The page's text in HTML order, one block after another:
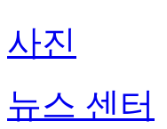
사진
뉴스 센터